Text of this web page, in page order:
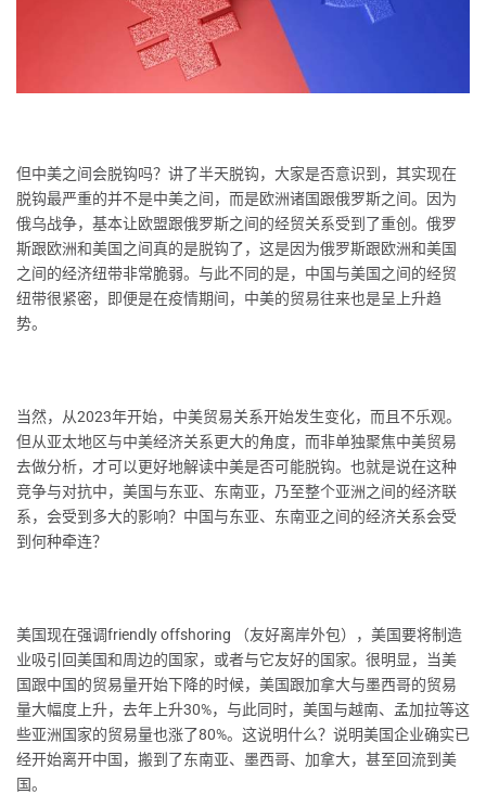
但中美之间会脱钩吗？讲了半天脱钩，大家是否意识到，其实现在
脱钩最严重的并不是中美之间，而是欧洲诸国跟俄罗斯之间。因为
俄乌战争，基本让欧盟跟俄罗斯之间的经贸关系受到了重创。俄罗
斯跟欧洲和美国之间真的是脱钩了，这是因为俄罗斯跟欧洲和美国
之间的经济纽带非常脆弱。与此不同的是，中国与美国之间的经贸
纽带很紧密，即便是在疫情期间，中美的贸易往来也是呈上升趋
势。
当然，从2023年开始，中美贸易关系开始发生变化，而且不乐观。
但从亚太地区与中美经济关系更大的角度，而非单独聚焦中美贸易
去做分析，才可以更好地解读中美是否可能脱钩。也就是说在这种
竞争与对抗中，美国与东亚、东南亚，乃至整个亚洲之间的经济联
系，会受到多大的影响？中国与东亚、东南亚之间的经济关系会受
到何种牵连？
美国现在强调friendly offshoring （友好离岸外包），美国要将制造
业吸引回美国和周边的国家，或者与它友好的国家。很明显，当美
国跟中国的贸易量开始下降的时候，美国跟加拿大与墨西哥的贸易
量大幅度上升，去年上升30%，与此同时，美国与越南、孟加拉等这
些亚洲国家的贸易量也涨了80%。这说明什么？说明美国企业确实已
经开始离开中国，搬到了东南亚、墨西哥、加拿大，甚至回流到美
国。